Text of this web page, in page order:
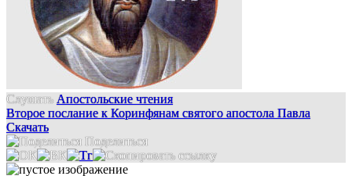
Слушать Апостольские чтения
Второе послание к Коринфянам святого апостола Павла
Скачать
Поделиться